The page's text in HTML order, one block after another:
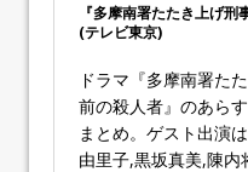
『多摩南署たたき上げ刑
(テレビ東京)
ドラマ『多摩南署た
前の殺人者』のあら
まとめ。ゲスト出演
由里子,黒坂真美,陳